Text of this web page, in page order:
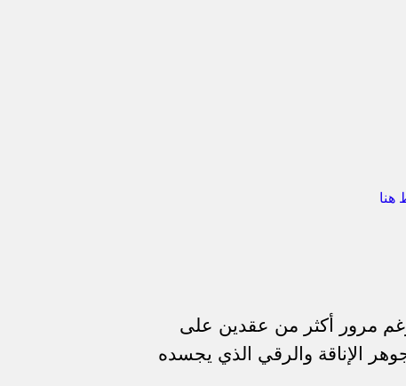
هنا
مرور أكثر من عقدين على
جوهر الإناقة والرقي الذي يجسده